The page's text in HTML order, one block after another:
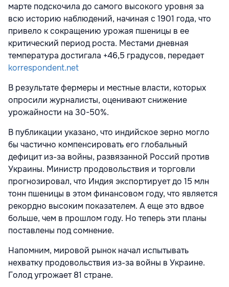
марте подскочила до самого высокого уровня за
всю историю наблюдений, начиная с 1901 года, что
привело к сокращению урожая пшеницы в ее
критический период роста. Местами дневная
температура достигала +46,5 градусов, передает
korrespondent.net
В результате фермеры и местные власти, которых
опросили журналисты, оценивают снижение
урожайности на 30-50%.
В публикации указано, что индийское зерно могло
бы частично компенсировать его глобальный
дефицит из-за войны, развязанной Россий против
Украины. Министр продовольствия и торговли
прогнозировал, что Индия экспортирует до 15 млн
тонн пшеницы в этом финансовом году, что является
рекордно высоким показателем. А еще это вдвое
больше, чем в прошлом году. Но теперь эти планы
поставлены под сомнение.
Напомним, мировой рынок начал испытывать
нехватку продовольствия из-за войны в Украине.
Голод угрожает 81 стране.